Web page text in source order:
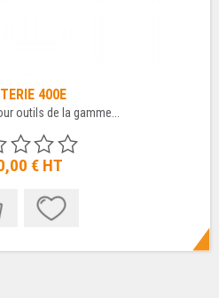
400E
outils de la gamme...
€ HT